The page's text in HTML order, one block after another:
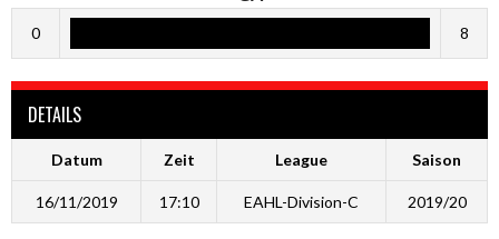
0 8
DETAILS
Datum Zeit League Saison
16/11/2019 17:10 EAHL-Division-C 2019/20